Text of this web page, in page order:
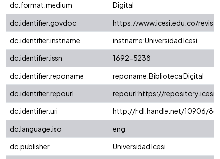
dc.format.medium
Digital
dc.identifier.govdoc
https://www.icesi.edu.co/
dc.identifier.instname
instname:Universidad Icesi
dc.identifier.issn
1692-5238
dc.identifier.reponame
reponame:Biblioteca Digital
dc.identifier.repourl
repourl:https://
dc.identifier.uri
http://hdl.handle.net/10906/
dc.language.iso
eng
dc.publisher
Universidad Icesi